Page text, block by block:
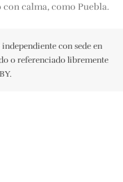
calma, como Puebla.
con sede en
o referenciado libremente